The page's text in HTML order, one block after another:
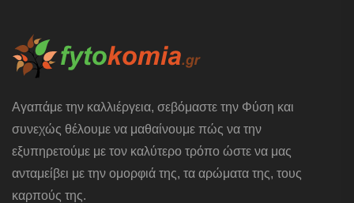
Αγαπάμε την καλλιέργεια, σεβόμαστε την Φύση και
συνεχώς θέλουμε να μαθαίνουμε πώς να την
εξυπηρετούμε με τον καλύτερο τρόπο ώστε να μας
ανταμείβει με την ομορφιά της, τα αρώματα της, τους
καρπούς της.